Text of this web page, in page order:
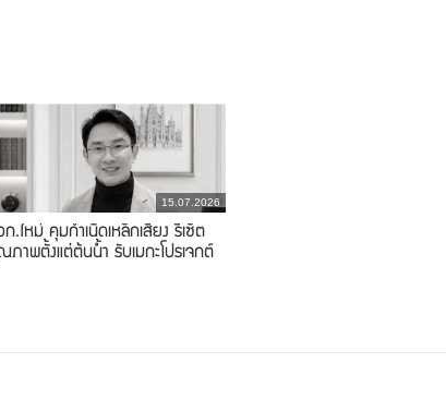
15.07.2026
.ใหม่ คุมกำเนิดเหล็กเสี่ยง รีเซ็ต
ภาพตั้งแต่ต้นน้ำ รับเมกะโปรเจกต์